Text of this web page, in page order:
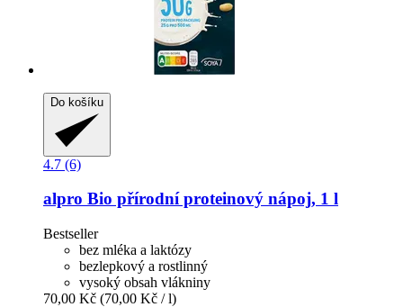
Do košíku
4.7 (6)
alpro Bio přírodní proteinový nápoj, 1 l
Bestseller
bez mléka a laktózy
bezlepkový a rostlinný
vysoký obsah vlákniny
70,00 Kč (70,00 Kč / l)